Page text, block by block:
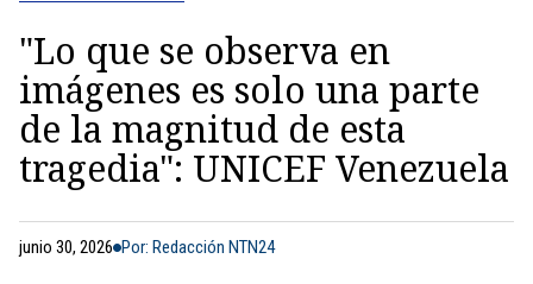
"Lo que se observa en
imágenes es solo una parte
de la magnitud de esta
tragedia": UNICEF Venezuela
junio 30, 2026 Por: Redacción NTN24